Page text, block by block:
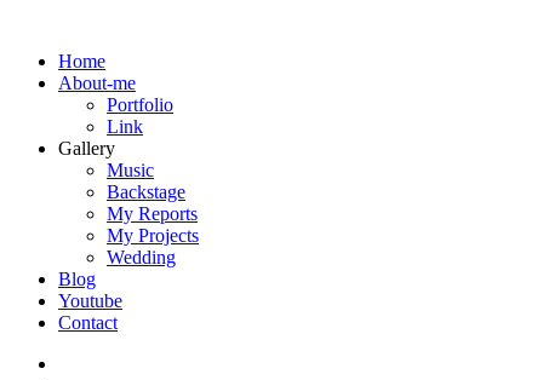
Home
About-me
Portfolio
Link
Gallery
Music
Backstage
My Reports
My Projects
Wedding
Blog
Youtube
Contact